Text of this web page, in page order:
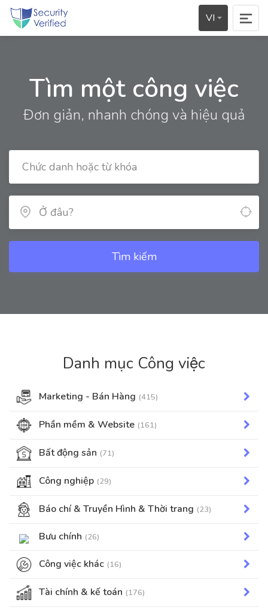
VI
Tìm một công việc
Đơn giản, nhanh chóng và hiệu quả
Tìm kiếm
Danh mục Công việc
Marketing - Bán Hàng (415)
Phần mềm & Website (161)
Bất động sản (71)
Công nghiệp (29)
Báo chí & Truyền Hình & Thời trang (23)
Bưu chính (26)
Công việc khác (16)
Tài chính & kế toán (176)